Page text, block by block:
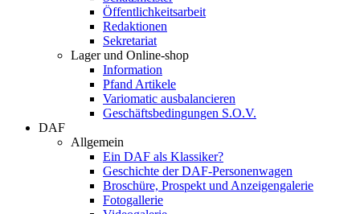
Öffentlichkeitsarbeit
Redaktionen
Sekretariat
Lager und Online-shop
Information
Pfand Artikele
Variomatic ausbalancieren
Geschäftsbedingungen S.O.V.
DAF
Allgemein
Ein DAF als Klassiker?
Geschichte der DAF-Personenwagen
Broschüre, Prospekt und Anzeigengalerie
Fotogallerie